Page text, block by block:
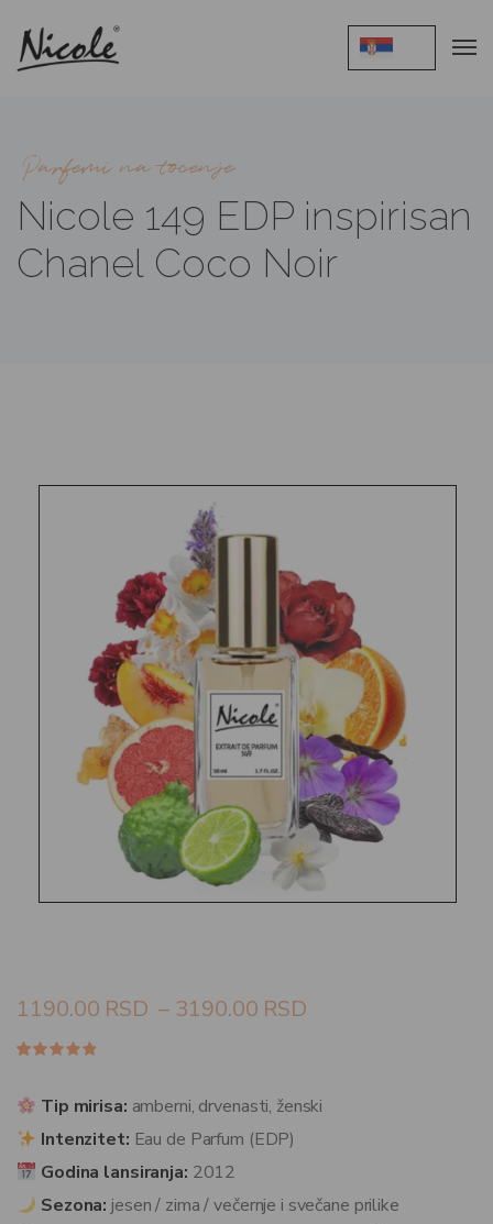
Parfemi na tocenje
Nicole 149 EDP inspirisan
Chanel Coco Noir
1190.00 RSD – 3190.00 RSD
5 na
osnovu
kupaca
Tip mirisa: amberni, drvenasti, ženski
Intenzitet: Eau de Parfum (EDP)
Godina lansiranja: 2012
Sezona: jesen / zima / večernje i svečane prilike